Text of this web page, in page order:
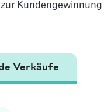
Kundengewinnung
Verkäufe